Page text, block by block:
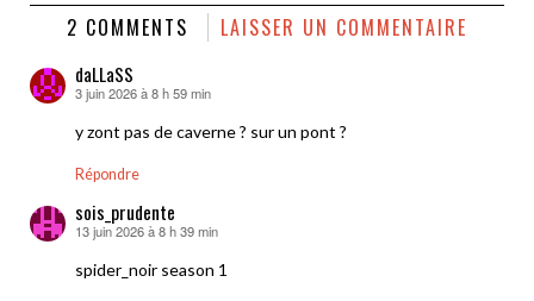
2 COMMENTS LAISSER UN COMMENTAIRE
daLLaSS
dit :
3 juin 2026 à 8 h 59 min
y zont pas de caverne ? sur un pont ?
Répondre
sois_prudente
dit :
13 juin 2026 à 8 h 39 min
spider_noir season 1